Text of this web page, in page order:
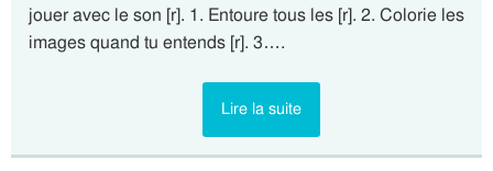
jouer avec le son [r]. 1. Entoure tous les [r]. 2. Colorie les
images quand tu entends [r]. 3….
Lire la suite